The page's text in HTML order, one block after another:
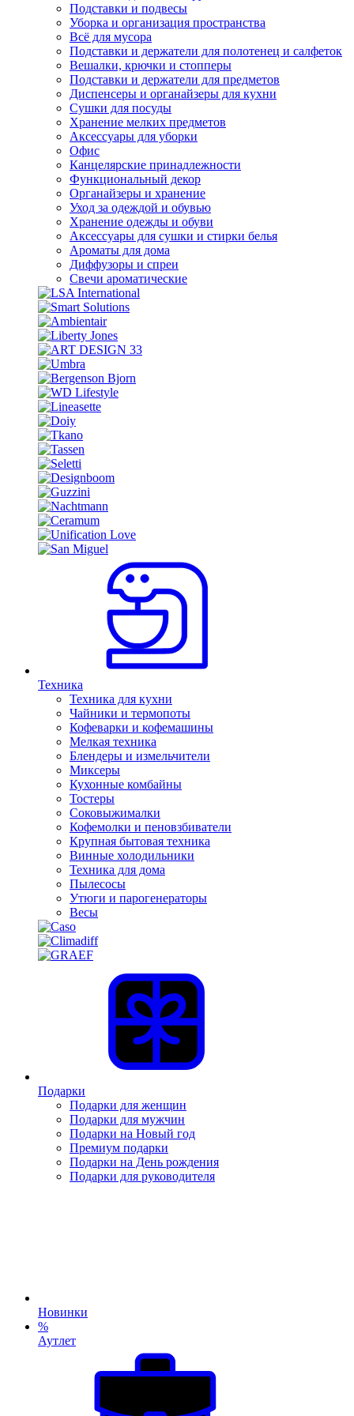
Подставки и подвесы
Уборка и организация пространства
Всё для мусора
Подставки и держатели для полотенец и салфеток
Вешалки, крючки и стопперы
Подставки и держатели для предметов
Диспенсеры и органайзеры для кухни
Сушки для посуды
Хранение мелких предметов
Аксессуары для уборки
Офис
Канцелярские принадлежности
Функциональный декор
Органайзеры и хранение
Уход за одеждой и обувью
Хранение одежды и обуви
Аксессуары для сушки и стирки белья
Ароматы для дома
Диффузоры и спреи
Свечи ароматические
Техника
Техника для кухни
Чайники и термопоты
Кофеварки и кофемашины
Мелкая техника
Блендеры и измельчители
Миксеры
Кухонные комбайны
Тостеры
Соковыжималки
Кофемолки и пеновзбиватели
Крупная бытовая техника
Винные холодильники
Техника для дома
Пылесосы
Утюги и парогенераторы
Весы
Подарки
Подарки для женщин
Подарки для мужчин
Подарки на Новый год
Премиум подарки
Подарки на День рождения
Подарки для руководителя
Новинки
%
Аутлет